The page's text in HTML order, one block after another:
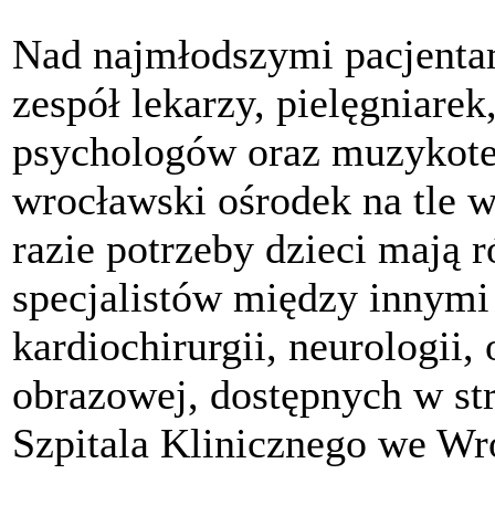
Nad najmłodszymi
zespół lekarzy,
psychologów oraz
wrocławski ośrodek na tle
razie potrzeby dzieci mają
specjalistów między
kardiochirurgii, neurologii,
obrazowej, dostępnych w
Szpitala Klinicznego we